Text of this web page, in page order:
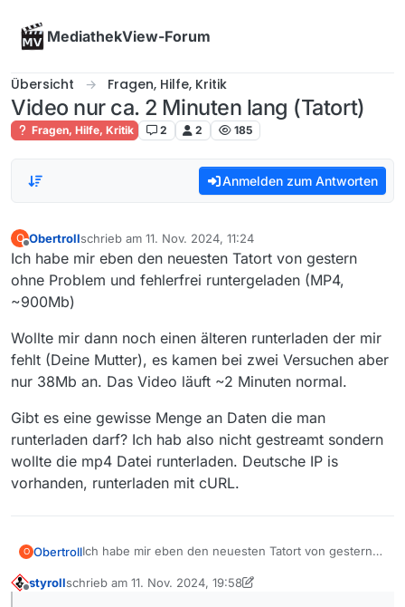
MediathekView-Forum
Übersicht Fragen, Hilfe, Kritik
Video nur ca. 2 Minuten lang (Tatort)
Fragen, Hilfe, Kritik 2 2 185
Anmelden zum Antworten
O
Offline
Obertrollschrieb am 11. Nov. 2024, 11:24
zuletzt editiert von
Ich habe mir eben den neuesten Tatort von gestern
ohne Problem und fehlerfrei runtergeladen (MP4,
~900Mb)
Wollte mir dann noch einen älteren runterladen der mir
fehlt (Deine Mutter), es kamen bei zwei Versuchen aber
nur 38Mb an. Das Video läuft ~2 Minuten normal.
Gibt es eine gewisse Menge an Daten die man
runterladen darf? Ich hab also nicht gestreamt sondern
wollte die mp4 Datei runterladen. Deutsche IP is
vorhanden, runterladen mit cURL.
O ObertrollIch habe mir eben den neuesten Tatort von gestern
~900Mb)
Wollte mir dann noch einen älteren runterladen der
styrollschrieb am 11. Nov. 2024, 19:58
zuletzt editiert von styroll 11. Nov. 2024, 20:59